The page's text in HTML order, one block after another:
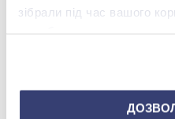
зібрали під час вашого